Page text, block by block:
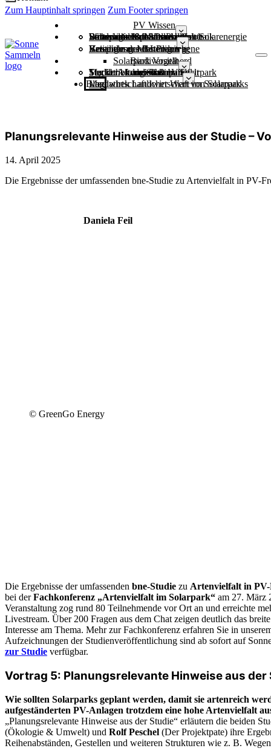
Zum Hauptinhalt springen Zum Footer springen
PV Wissen
Wirtschaftliche Stärke durch Solarenergie
Batteriegroßspeicher
Stromnetze & Netzausbau
Sicher durch die Dunkelflaute
Landwirtschaft und Photovoltaik
Solarparks und Artenvielfalt
Kommunen
Kostenloser Mustervertrag
Varianten der Beteiligung
Beteiligung auf Länderebene
Beispiele aus der Praxis
Solarpark Vogelherd
Biodiversität
Studie: Artenvielfalt im Solarpark
Steckbriefe der Solarparks
Mediathek zur Studie
Tag der biologischen Vielfalt
Landwirtschaft
Landwirtschaftlicher Wert von Solarparks
Mediathek Landwirtschaft im Solarpark
Blog
Planungsrelevante Hinweise aus der Studie –
14. April 2025
Die Ergebnisse der umfassenden bne-Studie zu Artenvielfalt in
Daniela Feil
© GreenGo Energy
Die Ergebnisse der umfassenden bne-Studie zu Artenvielfalt in
bei derFachkonferenz „Artenvielfalt im Solarpark“ am 27. März
Veranstaltung zog rund 80 Teilnehmende vor Ort an und erreichte
Livestream. Über 200 Fragen aus dem Chat zeigen deutlich das
Interesse am Thema. Mehr zur Fachkonferenz erfahren Sie in
Aufzeichnungen der Studienveröffentlichung sind ab sofort auf
zur Studie verfügbar.
Vortrag 5: Planungsrelevante Hinweise aus der
Wie sollten Solarparks geplant werden, damit sie artenreich
aufgeständerten PV-Anlagen trotzdem eine hohe Artenvielfalt
„Planungsrelevante Hinweise aus der Studie“ erläutern die beiden
(Ökologie & Umwelt) und Rolf Peschel (Der Projektpate) ihre
Reihenabständen, Gestellen und weiteren Strukturen wie z. B.